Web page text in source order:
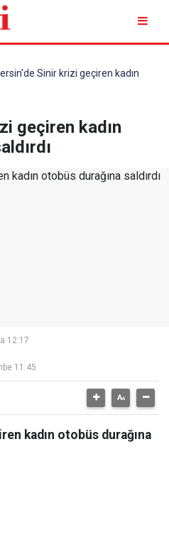
Sinir krizi geçiren kadın
geçiren kadın
12:17
11:45
kadın otobüs durağına